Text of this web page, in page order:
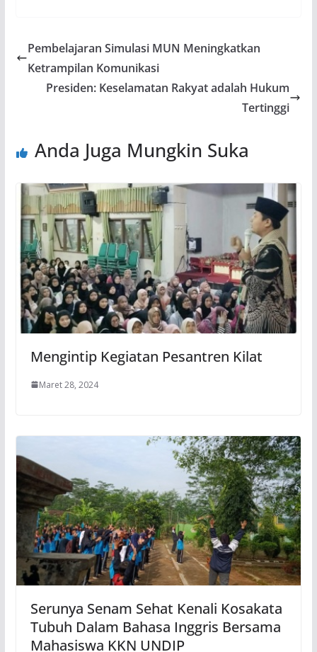
Pembelajaran Simulasi MUN Meningkatkan
Ketrampilan Komunikasi
Presiden: Keselamatan Rakyat adalah Hukum
Tertinggi
Anda Juga Mungkin Suka
Mengintip Kegiatan Pesantren Kilat
Maret 28, 2024
Serunya Senam Sehat Kenali Kosakata
Tubuh Dalam Bahasa Inggris Bersama
Mahasiswa KKN UNDIP